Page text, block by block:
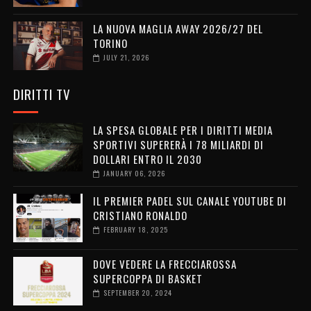
LA NUOVA MAGLIA AWAY 2026/27 DEL
TORINO
JULY 21, 2026
DIRITTI TV
LA SPESA GLOBALE PER I DIRITTI MEDIA
SPORTIVI SUPERERÀ I 78 MILIARDI DI
DOLLARI ENTRO IL 2030
JANUARY 06, 2026
IL PREMIER PADEL SUL CANALE YOUTUBE DI
CRISTIANO RONALDO
FEBRUARY 18, 2025
DOVE VEDERE LA FRECCIAROSSA
SUPERCOPPA DI BASKET
SEPTEMBER 20, 2024